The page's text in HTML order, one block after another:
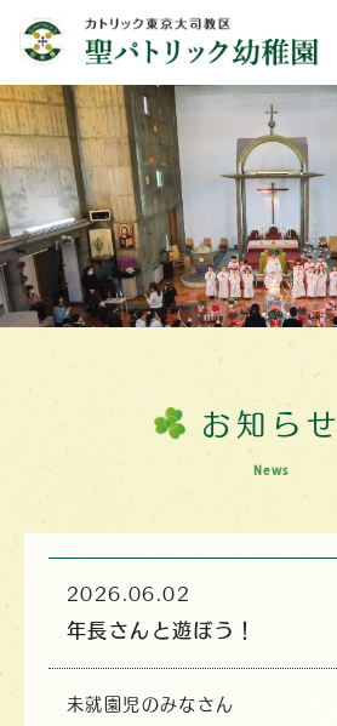
お知らせ
News
2026.06.02
年長さんと遊ぼう！
未就園児のみなさん